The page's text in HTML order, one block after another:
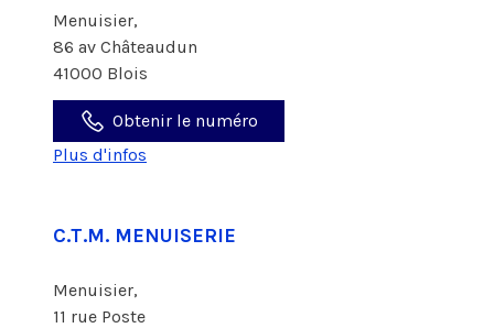
Menuisier,
86 av Châteaudun
41000 Blois
Obtenir le numéro
Plus d'infos
C.T.M. MENUISERIE
Menuisier,
11 rue Poste